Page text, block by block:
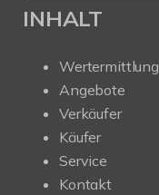
INHALT
Wertermittlung
Angebote
Verkäufer
Käufer
Service
Kontakt